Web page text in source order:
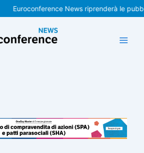
Euroconference News riprenderà le